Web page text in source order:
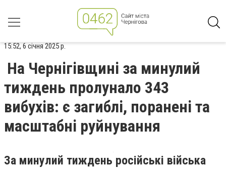
15:52, 6 січня 2025 р.
На Чернігівщині за минулий
тиждень пролунало 343
вибухів: є загиблі, поранені та
масштабні руйнування
За минулий тиждень російські війська